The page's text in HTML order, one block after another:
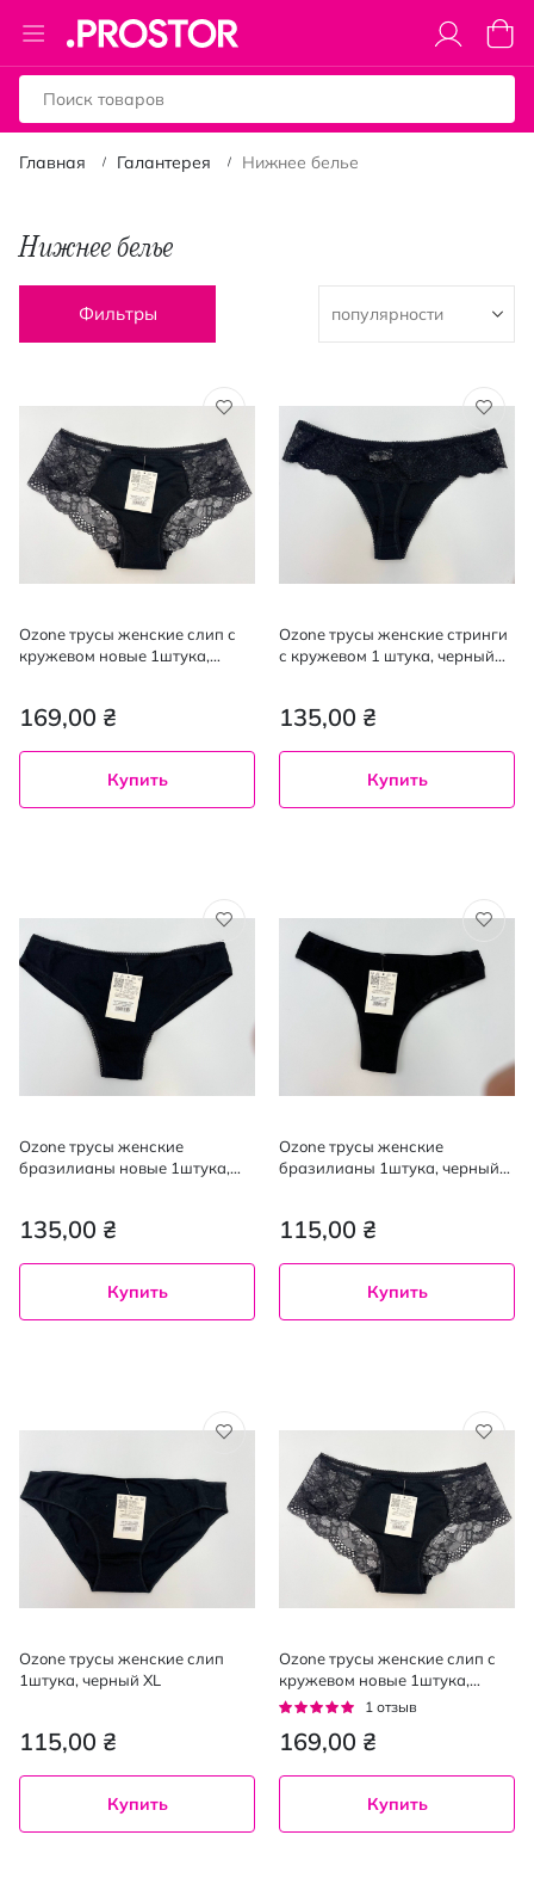
Toggle
Nav
Моя
Главная Галантерея Нижнее белье
Нижнее белье
Фильтры
Ozone трусы женские слип с
кружевом новые 1штука,
169,00 ₴
Купить
Ozone трусы женские стринги
с кружевом 1 штука, черный
135,00 ₴
Купить
Ozone трусы женские
бразилианы новые 1штука,
135,00 ₴
Купить
Ozone трусы женские
бразилианы 1штука, черный
115,00 ₴
Купить
Ozone трусы женские слип
1штука, черный XL
115,00 ₴
Купить
Ozone трусы женские слип с
кружевом новые 1штука,
черный L
Рейтинг:
1 отзыв
169,00 ₴
Купить